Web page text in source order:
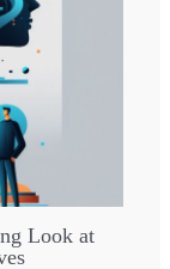
Look at